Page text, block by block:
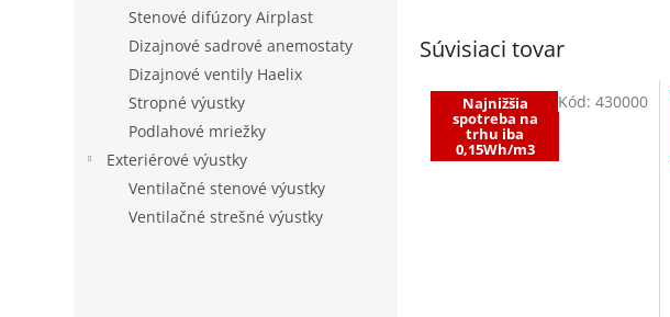
Stenové difúzory Airplast
Dizajnové sadrové anemostaty
Dizajnové ventily Haelix
Stropné výustky
Podlahové mriežky
Exteriérové výustky
Ventilačné stenové výustky
Ventilačné strešné výustky
Súvisiaci tovar
Najnižšia
spotreba na
trhu iba
0,15Wh/m3
Kód: 430000